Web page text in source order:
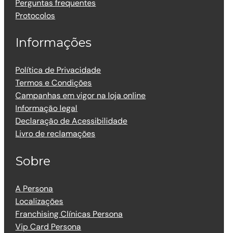
Perguntas frequentes
Protocolos
Informações
Política de Privacidade
Termos e Condições
Campanhas em vigor na loja online
Informação legal
Declaração de Acessibilidade
Livro de reclamações
Sobre
A Persona
Localizações
Franchising Clínicas Persona
Vip Card Persona